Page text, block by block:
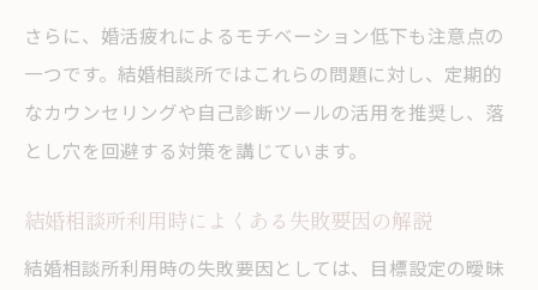
さらに、婚活疲れによるモチベーション低下も注意点の
一つです。結婚相談所ではこれらの問題に対し、定期的
なカウンセリングや自己診断ツールの活用を推奨し、落
とし穴を回避する対策を講じています。
結婚相談所利用時によくある失敗要因の解説
結婚相談所利用時の失敗要因としては、目標設定の曖昧